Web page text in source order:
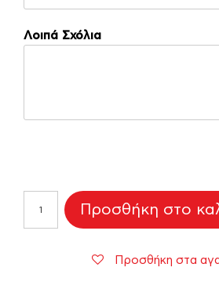
Λοιπά Σχόλια
Βάπτισης
Προσθήκη στο
Προσθήκη στα